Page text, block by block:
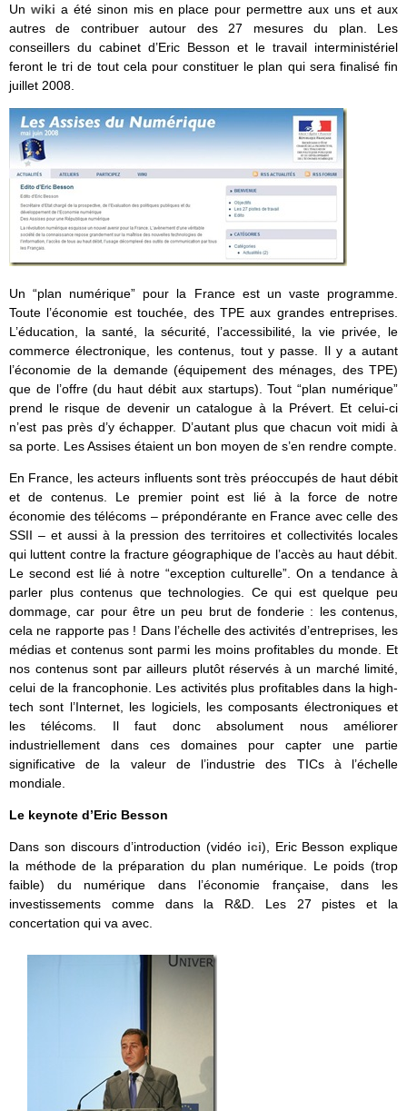
Un wiki a été sinon mis en place pour permettre aux uns et aux
autres de contribuer autour des 27 mesures du plan. Les
conseillers du cabinet d’Eric Besson et le travail interministériel
feront le tri de tout cela pour constituer le plan qui sera finalisé fin
juillet 2008.
Un “plan numérique” pour la France est un vaste programme.
Toute l’économie est touchée, des TPE aux grandes entreprises.
L’éducation, la santé, la sécurité, l’accessibilité, la vie privée, le
commerce électronique, les contenus, tout y passe. Il y a autant
l’économie de la demande (équipement des ménages, des TPE)
que de l’offre (du haut débit aux startups). Tout “plan numérique”
prend le risque de devenir un catalogue à la Prévert. Et celui-ci
n’est pas près d’y échapper. D’autant plus que chacun voit midi à
sa porte. Les Assises étaient un bon moyen de s’en rendre compte.
En France, les acteurs influents sont très préoccupés de haut débit
et de contenus. Le premier point est lié à la force de notre
économie des télécoms – prépondérante en France avec celle des
SSII – et aussi à la pression des territoires et collectivités locales
qui luttent contre la fracture géographique de l’accès au haut débit.
Le second est lié à notre “exception culturelle”. On a tendance à
parler plus contenus que technologies. Ce qui est quelque peu
dommage, car pour être un peu brut de fonderie : les contenus,
cela ne rapporte pas ! Dans l’échelle des activités d’entreprises, les
médias et contenus sont parmi les moins profitables du monde. Et
nos contenus sont par ailleurs plutôt réservés à un marché limité,
celui de la francophonie. Les activités plus profitables dans la high-
tech sont l’Internet, les logiciels, les composants électroniques et
les télécoms. Il faut donc absolument nous améliorer
industriellement dans ces domaines pour capter une partie
significative de la valeur de l’industrie des TICs à l’échelle
mondiale.
Le keynote d’Eric Besson
Dans son discours d’introduction (vidéo ici), Eric Besson explique
la méthode de la préparation du plan numérique. Le poids (trop
faible) du numérique dans l’économie française, dans les
investissements comme dans la R&D. Les 27 pistes et la
concertation qui va avec.